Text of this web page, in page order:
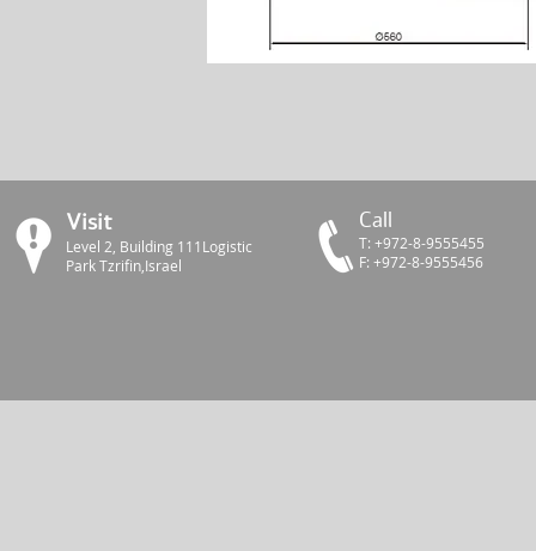
Visit
Level 2, Building 111Logistic
Park Tzrifin,Israel
Call
Т: +972-8-9555455
F: +972-8-9555456